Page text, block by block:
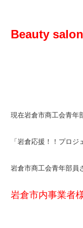
Beauty
現在岩倉市商工会青年
「岩倉応援！！プロ
岩倉市商工会青年部員
岩倉市内事業者